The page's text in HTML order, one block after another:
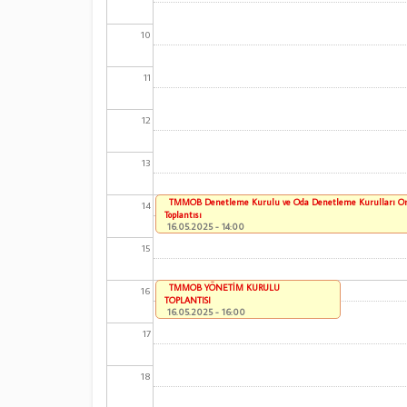
10
11
12
13
14
15
16
17
18
TMMOB Denetleme Kurulu ve Oda Denetleme Kurulları
Toplantısı
16.05.2025 - 14:00
TMMOB YÖNETİM KURULU
TOPLANTISI
16.05.2025 - 16:00